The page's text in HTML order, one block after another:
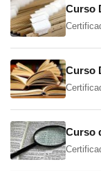
Curso
Curso
Curso